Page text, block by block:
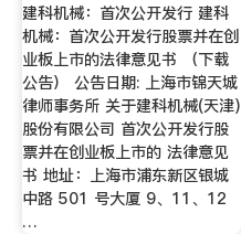
建科机械：首次公开发行 建科
机械：首次公开发行股票并在创
业板上市的法律意见书 （下载
公告） 公告日期: 上海市锦天城
律师事务所 关于建科机械(天津)
股份有限公司 首次公开发行股
票并在创业板上市的 法律意见
书 地址：上海市浦东新区银城
中路 501 号大厦 9、11、12
…